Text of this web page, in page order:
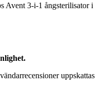
Avent 3-i-1 ångsterilisator i
uppskattas